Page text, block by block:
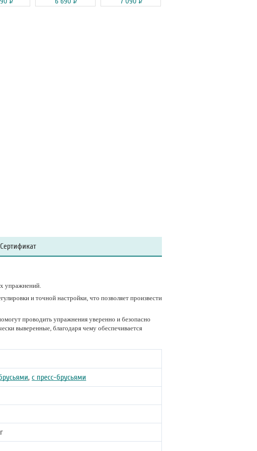
Сертификат
упражнений.
и точной настройки, что позволяет произвести
проводить упражнения уверенно и безопасно
выверенные, благодаря чему обеспечивается
, с пресс-брусьями